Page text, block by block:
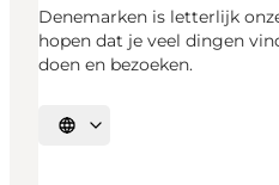
Denemarken is letterlijk
hopen dat je veel dingen
doen en bezoeken.
Selecteer taal